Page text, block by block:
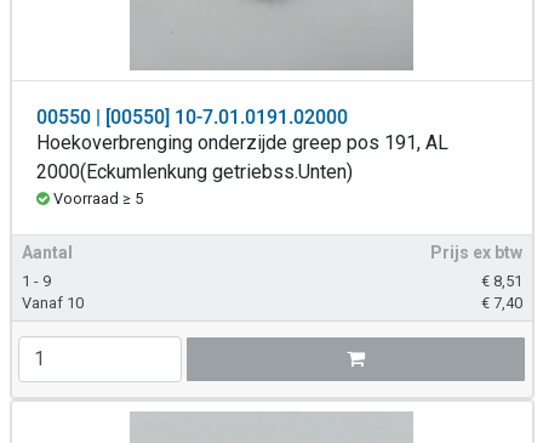
00550 | [00550] 10-7.01.0191.02000
Hoekoverbrenging onderzijde greep pos 191, AL
2000(Eckumlenkung getriebss.Unten)
Voorraad ≥ 5
Aantal Prijs ex btw
1 - 9 € 8,51
Vanaf 10
€ 7,40